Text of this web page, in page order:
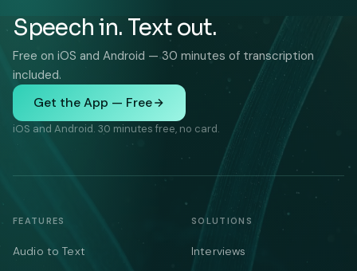
Speech in. Text out.
Free on iOS and Android — 30 minutes of transcription
included.
Get the App — Free
iOS and Android. 30 minutes free, no card.
FEATURES
Audio to Text
SOLUTIONS
Interviews